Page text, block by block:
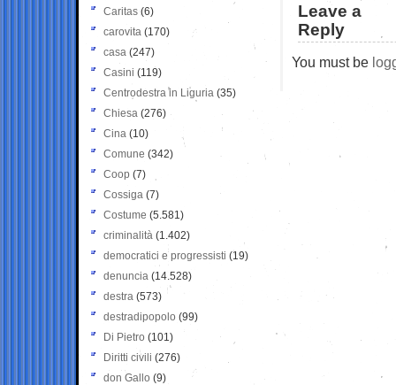
Leave a
Reply
You must be
Caritas (6)
carovita (170)
casa (247)
Casini (119)
Centrodestra in Liguria (35)
Chiesa (276)
Cina (10)
Comune (342)
Coop (7)
Cossiga (7)
Costume (5.581)
criminalità (1.402)
democratici e progressisti (19)
denuncia (14.528)
destra (573)
destradipopolo (99)
Di Pietro (101)
Diritti civili (276)
don Gallo (9)